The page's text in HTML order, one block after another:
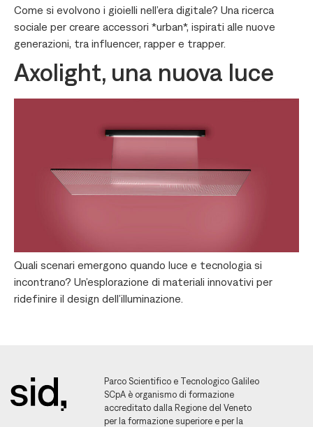
Come si evolvono i gioielli nell’era digitale? Una ricerca
sociale per creare accessori *urban*, ispirati alle nuove
generazioni, tra influencer, rapper e trapper.
Axolight, una nuova luce
Quali scenari emergono quando luce e tecnologia si
incontrano? Un’esplorazione di materiali innovativi per
ridefinire il design dell’illuminazione.
Parco Scientifico e Tecnologico Galileo
SCpA è organismo di formazione
accreditato dalla Regione del Veneto
per la formazione superiore e per la